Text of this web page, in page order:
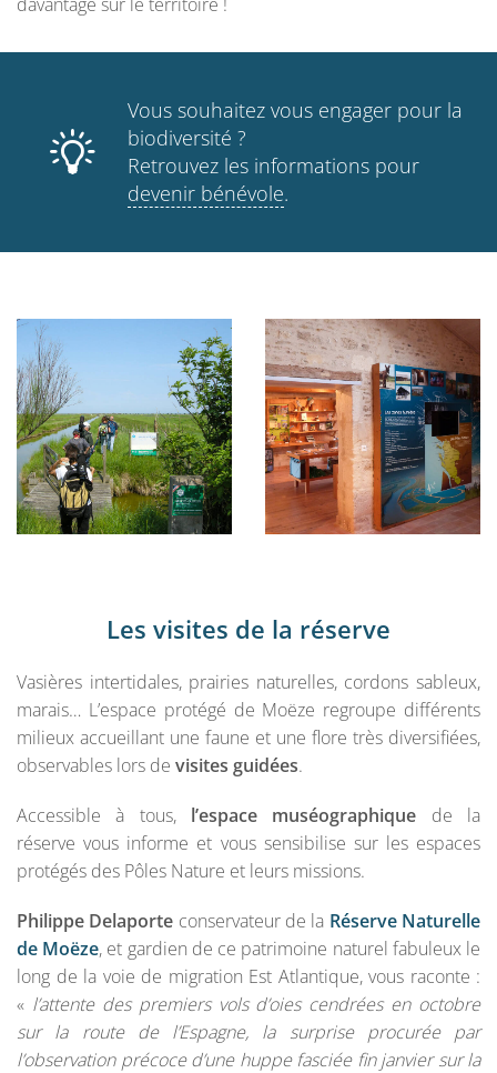
Vous souhaitez vous engager pour la
biodiversité ?
Retrouvez les informations pour
devenir bénévole.
Les visites de la réserve
Vasières intertidales, prairies naturelles, cordons sableux,
marais… L’espace protégé de Moëze regroupe différents
milieux accueillant une faune et une flore très diversifiées,
observables lors de visites guidées.
Accessible à tous,l’espace muséographique de la
réserve vous informe et vous sensibilise sur les espaces
protégés des Pôles Nature et leurs missions.
Philippe Delaporte conservateur de la Réserve Naturelle
de Moëze, et gardien de ce patrimoine naturel fabuleux le
long de la voie de migration Est Atlantique, vous raconte :
« l’attente des premiers vols d’oies cendrées en octobre
sur la route de l’Espagne, la surprise procurée par
l’observation précoce d’une huppe fasciée fin janvier sur la